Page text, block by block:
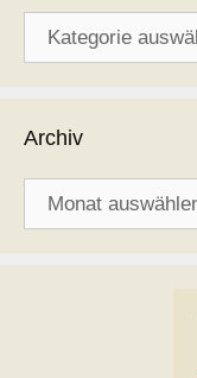
Archiv